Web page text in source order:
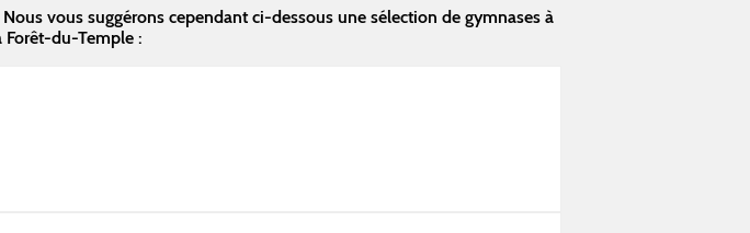
vous suggérons cependant ci-dessous une sélection de gymnases à
Forêt-du-Temple :